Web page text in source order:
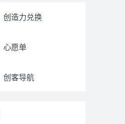
创造力兑换
心愿单
创客导航